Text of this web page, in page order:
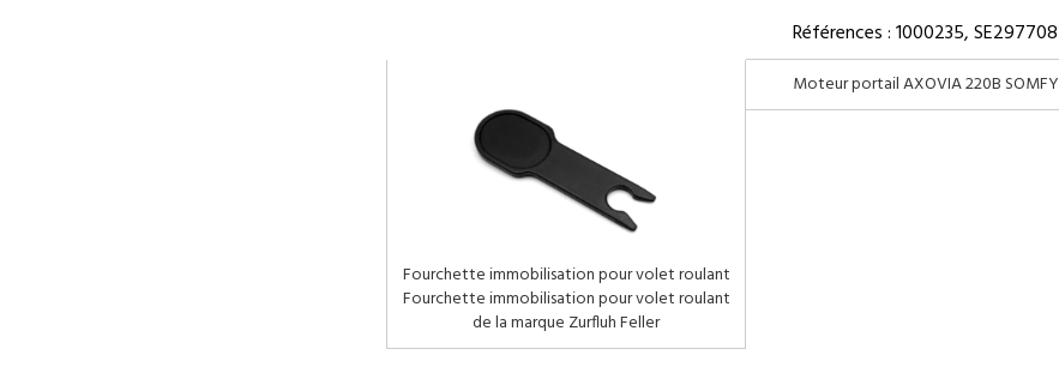
Références : 1000235, SE297708
Fourchette immobilisation pour volet roulant
Fourchette immobilisation pour volet roulant
de la marque Zurfluh Feller
Moteur portail AXOVIA 220B SOMFY